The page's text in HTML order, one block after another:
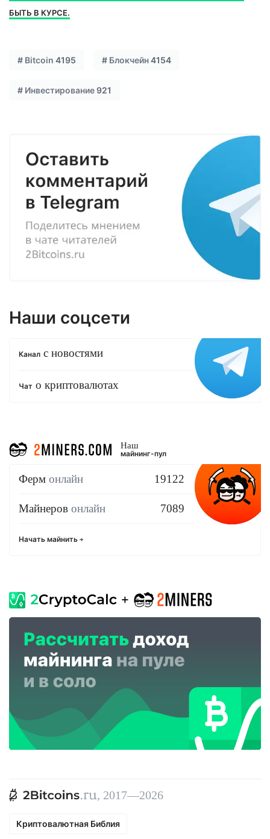
БЫТЬ В КУРСЕ.
# Bitcoin 4195 # Блокчейн4154
# Инвестирование921
Наши соцсети
Канал с новостями
Чат о криптовалютах
Наш
майнинг-пул
Ферм онлайн 19122
Майнеров онлайн 7089
Начать майнить
, 2017—2026
Криптовалютная Библия